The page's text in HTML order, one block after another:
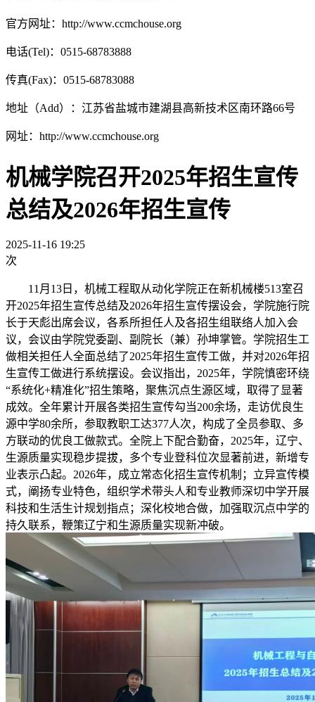
官方网址：http://www.ccmchouse.org
电话(Tel)：0515-68783888
传真(Fax)：0515-68783088
地址（Add）：江苏省盐城市建湖县高新技术区南环路66号
网址：http://www.ccmchouse.org
机械学院召开2025年招生宣传
总结及2026年招生宣传
2025-11-16 19:25
次
11月13日，机械工程取从动化学院正在新机械楼513室召
开2025年招生宣传总结及2026年招生宣传摆设会，学院施行院
长于天彪出席会议，各系所担任人及各招生组联络人加入会
议，会议由学院党委副、副院长（兼）孙坤掌管。学院招生工
做相关担任人全面总结了2025年招生宣传工做，并对2026年招
生宣传工做进行系统摆设。会议指出，2025年，学院慎密环绕
“系统化+精准化”招生策略，聚焦沉点生源区域，取得了显著
成效。全年累计开展各类招生宣传勾当200余场，走访优良生
源中学80余所，参取教职工达377人次，构成了全员参取、多
方联动的优良工做款式。全院上下配合勤奋，2025年，辽宁、
生源质量实现稳步提拔，多个专业登科位次显著前进，新增专
业表示凸起。2026年，成立常态化招生宣传机制；立异宣传模
式，阐扬专业特色，组织学术带头人和专业教师深切中学开展
科技和生活生计规划指点；深化校地合做，加强取沉点中学的
持久联系，鞭策辽宁和生源质量实现新冲破。